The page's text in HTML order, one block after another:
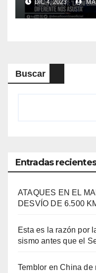
DIC 4, 2023
Buscar
Entradas recientes
ATAQUES EN EL
DESVÍO DE 6.500
Esta es la razón por
sismo antes que el
Temblor en China de